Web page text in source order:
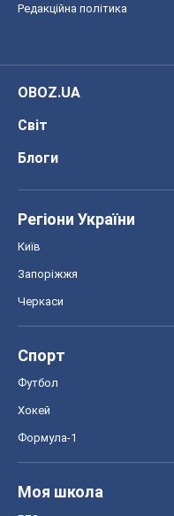
Редакційна політика
OBOZ.UA
Світ
Блоги
Регіони України
Київ
Запоріжжя
Черкаси
Спорт
Футбол
Хокей
Формула-1
Моя школа